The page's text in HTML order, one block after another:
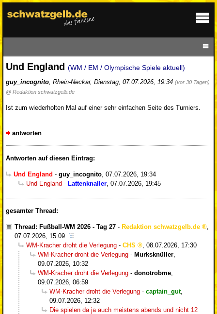
Und England (WM / EM / Olympische Spiele aktuell)
guy_incognito, Rhein-Neckar, Dienstag, 07.07.2026, 19:34 (vor 30 Tagen)
@ Redaktion schwatzgelb.de
Ist zum wiederholten Mal auf einer sehr einfachen Seite des Turniers.
antworten
Antworten auf diesen Eintrag:
Und England - guy_incognito, 07.07.2026, 19:34
Und England - Lattenknaller, 07.07.2026, 19:45
gesamter Thread:
Thread: Fußball-WM 2026 - Tag 27 - Redaktion schwatzgelb.de
07.07.2026, 15:09
WM-Kracher droht die Verlegung - CHS
08.07.2026, 17:30
WM-Kracher droht die Verlegung - Murksknüller
09.07.2026, 10:32
WM-Kracher droht die Verlegung - donotrobme
09.07.2026, 06:59
WM-Kracher droht die Verlegung - captain_gut,
09.07.2026, 12:32
Die spielen da ja auch meistens abends und nicht 12